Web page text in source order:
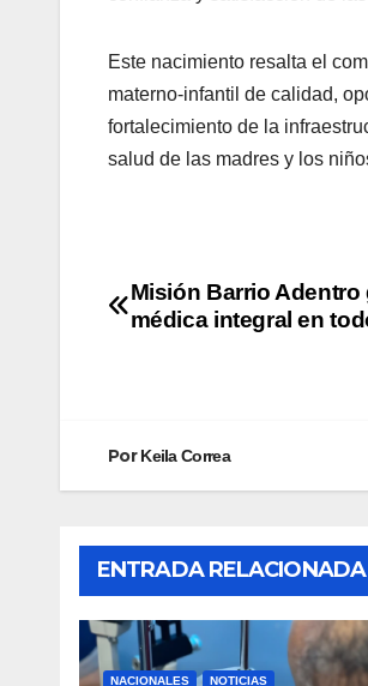
Este nacimiento resalta el
materno-infantil de calidad,
fortalecimiento de la
salud de las madres y los
Misión Barrio
médica integral en
PorKeila Correa
ENTRADA RELACIONADA
NACIONALES NOTICIAS